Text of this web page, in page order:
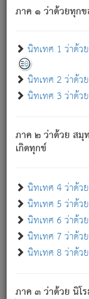
ภาค ๑ ว่าด้วยทุก
นิทเทศ 1 ว่าด้ว
นิทเทศ 2 ว่าด้
นิทเทศ 3 ว่าด้ว
ภาค ๒ ว่าด้วย สมุ
เกิดทุกข์
นิทเทศ 4 ว่าด้
นิทเทศ 5 ว่าด้ว
นิทเทศ 6 ว่าด้ว
นิทเทศ 7 ว่าด้
นิทเทศ 8 ว่าด้ว
ภาค ๓ ว่าด้วย นิโ
ภพ ว่ามีได้เพราะวิ
ปวงนั้น ก็ยังสลัดภ
ก็ทุกข์นี้มีขึ้น เพ
เพราะความสิ้
ทุกข์จึงไม่มี.
ท่านจงดูโลกนี้เ
แน่นบังหนาแล้ว;
อันเป็นไปในที่หรือ
ประการทั้งปวง;
ความแปรปรวนเป็น
อย่างนี้อยู่; เขาย่อ
ด้วย.
ความดับเพรา
เพราะความสิ้นไป
นิพพาน.
ภพใหม่ย่อมไ
ภิกษุนั้น เป็นผู้ค